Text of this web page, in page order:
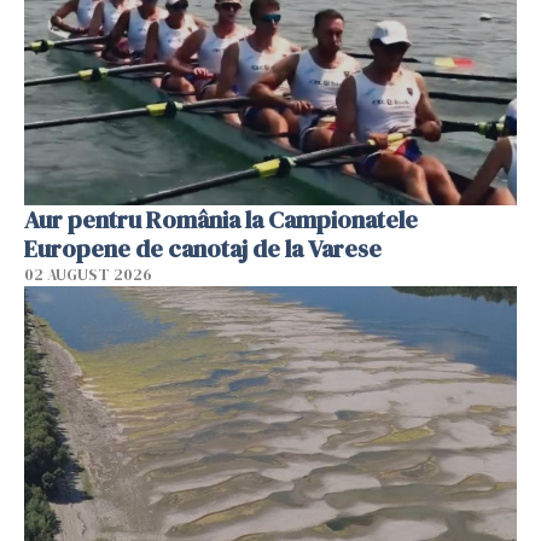
Aur pentru România la Campionatele
Europene de canotaj de la Varese
02 AUGUST 2026